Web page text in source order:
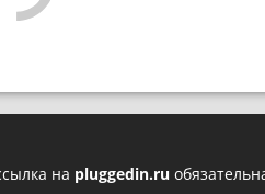
на pluggedin.ru